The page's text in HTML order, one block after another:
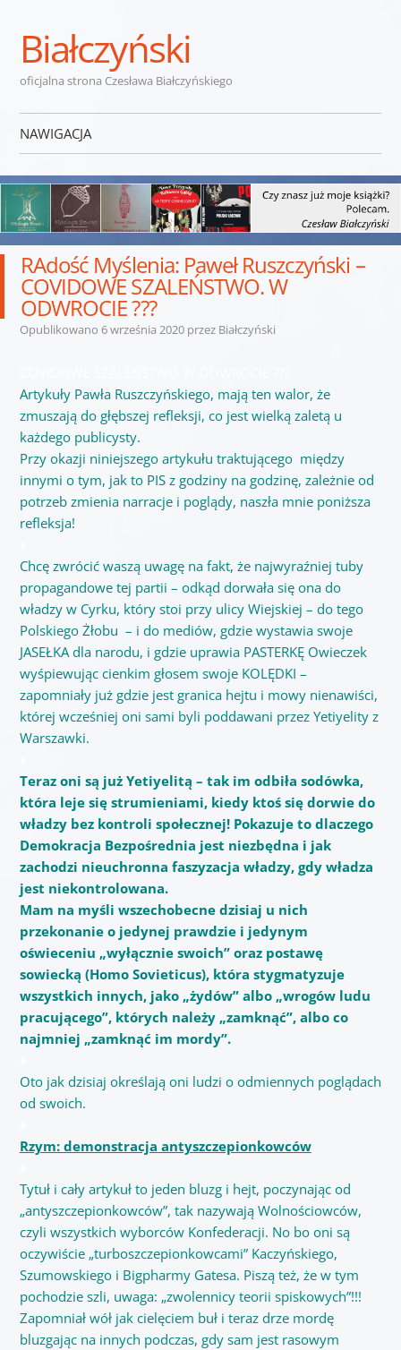
Białczyński
oficjalna strona Czesława Białczyńskiego
NAWIGACJA
RAdość Myślenia: Paweł Ruszczyński –
COVIDOWE SZALEŃSTWO. W
ODWROCIE ???
Opublikowano 6 września 2020przez Białczyński
Artykuły Pawła Ruszczyńskiego, mają ten walor, że
zmuszają do głębszej refleksji, co jest wielką zaletą u
każdego publicysty.
Przy okazji niniejszego artykułu traktującego między
innymi o tym, jak to PIS z godziny na godzinę, zależnie od
potrzeb zmienia narracje i poglądy, naszła mnie poniższa
refleksja!
Chcę zwrócić waszą uwagę na fakt, że najwyraźniej tuby
propagandowe tej partii – odkąd dorwała się ona do
władzy w Cyrku, który stoi przy ulicy Wiejskiej – do tego
Polskiego Żłobu – i do mediów, gdzie wystawia swoje
JASEŁKA dla narodu, i gdzie uprawia PASTERKĘ Owieczek
wyśpiewując cienkim głosem swoje KOLĘDKI –
zapomniały już gdzie jest granica hejtu i mowy nienawiści,
której wcześniej oni sami byli poddawani przez Yetiyelity z
Warszawki.
Teraz oni są już Yetiyelitą – tak im odbiła sodówka,
która leje się strumieniami, kiedy ktoś się dorwie do
władzy bez kontroli społecznej! Pokazuje to dlaczego
Demokracja Bezpośrednia jest niezbędna i jak
zachodzi nieuchronna faszyzacja władzy, gdy władza
jest niekontrolowana.
Mam na myśli wszechobecne dzisiaj u nich
przekonanie o jedynej prawdzie i jedynym
oświeceniu „wyłącznie swoich” oraz postawę
sowiecką (Homo Sovieticus), która stygmatyzuje
wszystkich innych, jako „żydów” albo „wrogów ludu
pracującego”, których należy „zamknąć”, albo co
najmniej „zamknąć im mordy”.
Oto jak dzisiaj określają oni ludzi o odmiennych poglądach
od swoich.
Rzym: demonstracja antyszczepionkowców
Tytuł i cały artykuł to jeden bluzg i hejt, poczynając od
„antyszczepionkowców”, tak nazywają Wolnościowców,
czyli wszystkich wyborców Konfederacji. No bo oni są
oczywiście „turboszczepionkowcami” Kaczyńskiego,
Szumowskiego i Bigpharmy Gatesa. Piszą też, że w tym
pochodzie szli, uwaga: „zwolennicy teorii spiskowych”!!!
Zapomniał wół jak cielęciem buł i teraz drze mordę
bluzgając na innych podczas, gdy sam jest rasowym